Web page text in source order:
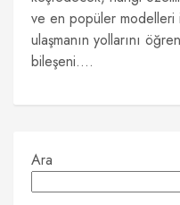
ve en popüler modelleri
ulaşmanın yollarını
bileşeni....
Ara